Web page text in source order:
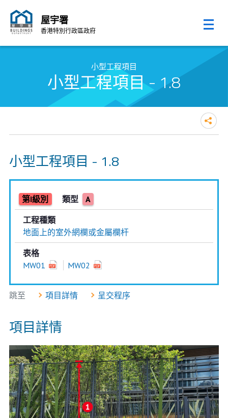
屋宇署
香港特別行政區政府
小型工程項目
小型工程項目 - 1.8
小型工程項目 - 1.8
第I級別 類型 A
工程種類
地面上的室外網欄或金屬欄杆
表格
MW01
MW02
跳至 項目詳情 呈交程序
項目詳情